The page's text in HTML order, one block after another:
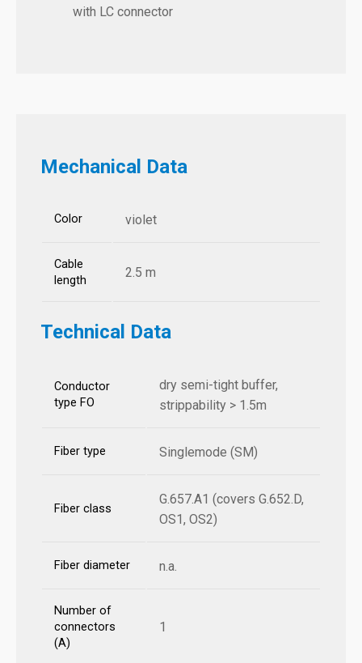
with LC connector
Mechanical Data
Color violet
Cable
length
2.5 m
Technical Data
Conductor
type FO
dry semi-tight buffer,
strippability > 1.5m
Fiber type Singlemode (SM)
Fiber class
G.657.A1 (covers G.652.D,
OS1, OS2)
Fiber diameter n.a.
Number of
connectors
(A)
1